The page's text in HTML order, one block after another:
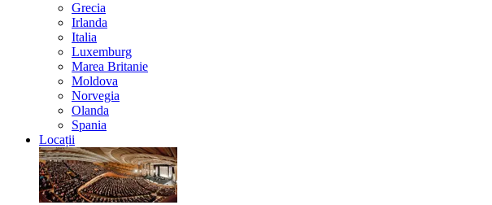
Grecia
Irlanda
Italia
Luxemburg
Marea Britanie
Moldova
Norvegia
Olanda
Spania
Locații